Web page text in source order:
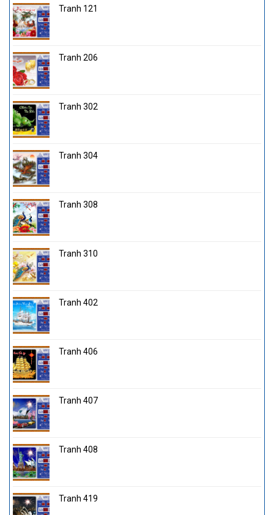
Tranh 121
Tranh 206
Tranh 302
Tranh 304
Tranh 308
Tranh 310
Tranh 402
Tranh 406
Tranh 407
Tranh 408
Tranh 419